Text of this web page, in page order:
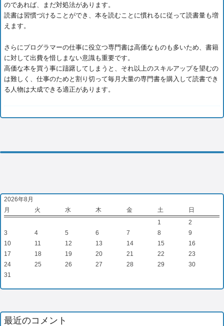
のであれば、まだ対処法があります。
読書は習慣づけることができ、本を読むことに慣れるに従って読書量も増
えます。
さらにプログラマーの仕事に役立つ専門書は高価なものも多いため、書籍
に対して出費を惜しまない意識も重要です。
高価な本を買う事に躊躇してしまうと、それ以上のスキルアップを望むの
は難しく、仕事のためと割り切って毎月大量の専門書を購入して読書でき
る人物は大成できる適正があります。
2026年8月
月
火 水 木 金 土
日
1
2
3
4 5 6 7 8
9
10
11 12 13 14 15
16
17
18 19 20 21 22
23
24
25 26 27 28 29
30
31
最近のコメント